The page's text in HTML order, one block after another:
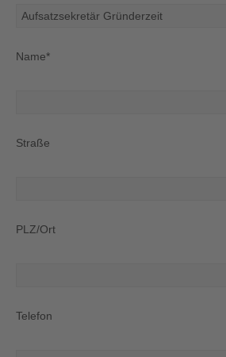
Name*
Straße
PLZ/Ort
Telefon